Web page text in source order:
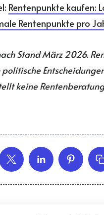
Rentenpunkte kaufen:
Rentenpunkte pro
Stand März 2026.
keine